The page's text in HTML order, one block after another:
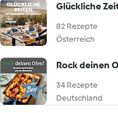
Glückliche
82 Rezepte
Österreich
Rock deinen
34 Rezepte
Deutschland